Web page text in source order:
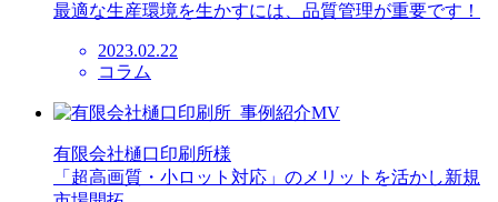
最適な生産環境を生かすには、品質管理が重要です！
2023.02.22
コラム
有限会社樋口印刷所様
「超高画質・小ロット対応」のメリットを活かし新規